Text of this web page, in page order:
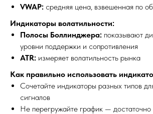
VWAP: средняя цена, взвешенная по
Индикаторы волатильности:
Полосы Боллинджера: показывают
уровни поддержки и сопротивления
ATR: измеряет волатильность рынка
Как правильно использовать
Сочетайте индикаторы разных типов
сигналов
Не перегружайте график —